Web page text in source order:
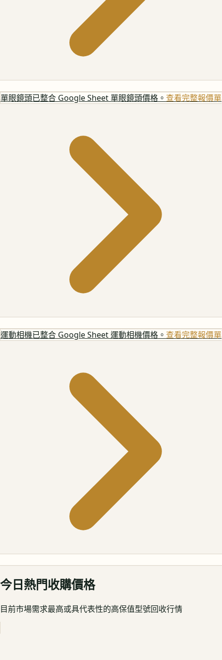
單眼鏡頭已整合 Google Sheet 單眼鏡頭價格。 查看完整報價單
運動相機已整合 Google Sheet 運動相機價格。 查看完整報價單
今日熱門收購價格
目前市場需求最高或具代表性的高保值型號回收行情